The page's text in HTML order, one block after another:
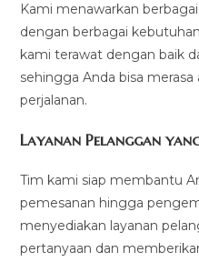
Kami menawarkan
dengan berbagai
kami terawat dengan baik
sehingga Anda bisa
perjalanan.
Layanan Pelanggan
Tim kami siap membantu
pemesanan hingga
menyediakan layanan
pertanyaan dan